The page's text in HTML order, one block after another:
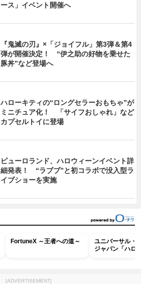
ース」イベント開催へ
『鬼滅の刃』×「ジョイフル」第3弾＆第4
弾が開催決定！ “伊之助の好物を乗せた
豚丼”など登場へ
ハローキティの“ロングセラーおもちゃ”が
ミニチュア化！ 「サイフおしゃれ」など
カプセルトイに登場
ピューロランド、ハロウィーンイベント詳
細発表！ “ラブブ”と初コラボで没入型ラ
イブショーを実施
FortuneX ～王者への道～
ユニバーサル・
ジャパン「ハロ
[ADVERTISEMENT]